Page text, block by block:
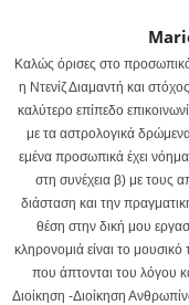
Καλώς όρισες στο
η Ντενίζ Διαμαντή και
καλύτερο επίπεδο
με τα αστρολογικά
εμένα προσωπικά έχει
στη συνέχεια β) με τους
διάσταση και την
θέση στην δική μου
κληρονομιά είναι το μουσικό
που άπτονται του λόγου
Διοίκηση -Διοίκηση